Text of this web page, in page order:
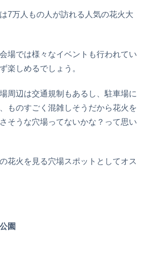
7万人もの人が訪れる人気の花火大
場では様々なイベントも行われてい
楽しめるでしょう。
周辺は交通規制もあるし、駐車場に
ものすごく混雑しそうだから花火を
そうな穴場ってないかな？って思い
花火を見る穴場スポットとしてオス
園